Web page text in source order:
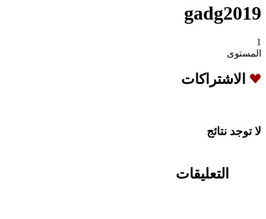
gadg2019
1
المستوى
الاشتراكات
لا توجد نتائج
التعليقات